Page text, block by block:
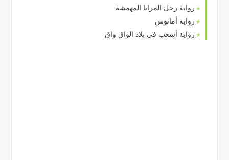
رواية رجل المرايا المهمشة
رواية أمانوس
رواية أشعب في بلاد الواق واق